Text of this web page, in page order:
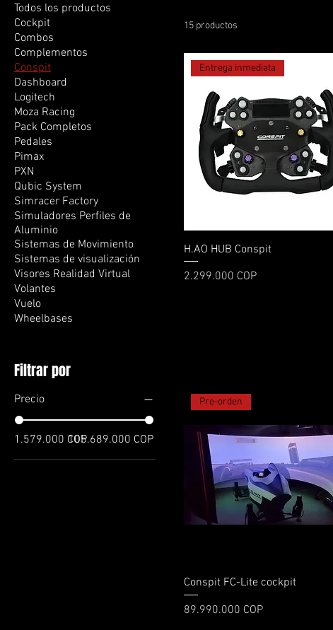
Todos los productos
Cockpit
Combos
Complementos
Conspit
Dashboard
Logitech
Moza Racing
Pack Completos
Pedales
Pimax
PXN
Qubic System
Simracer Factory
Simuladores Perfiles de
Aluminio
Sistemas de Movimiento
Sistemas de visualización
Visores Realidad Virtual
Volantes
Vuelo
Wheelbases
Filtrar por
Precio
1.579.000 COP105.689.000 COP
15 productos
Vista rápida
Entrega inmediata
H.AO HUB Conspit
Precio
2.299.000 COP
Vista rápida
Pre-orden
Conspit FC-Lite cockpit
Precio
89.990.000 COP